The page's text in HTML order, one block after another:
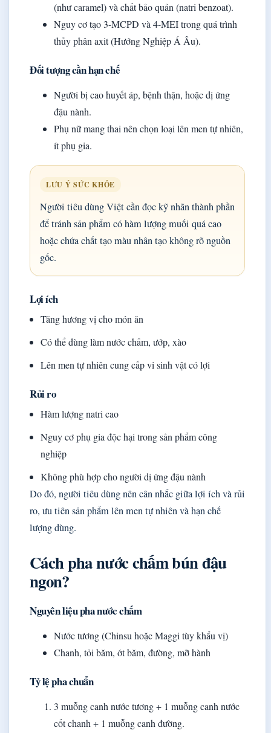
(như caramel) và chất bảo quản (natri benzoat).
Nguy cơ tạo 3-MCPD và 4-MEI trong quá trình
thủy phân axit (Hướng Nghiệp Á Âu).
Đối tượng cần hạn chế
Người bị cao huyết áp, bệnh thận, hoặc dị ứng
đậu nành.
Phụ nữ mang thai nên chọn loại lên men tự nhiên,
ít phụ gia.
LƯU Ý SỨC KHỎE
Người tiêu dùng Việt cần đọc kỹ nhãn thành phần
để tránh sản phẩm có hàm lượng muối quá cao
hoặc chứa chất tạo màu nhân tạo không rõ nguồn
gốc.
Lợi ích
Tăng hương vị cho món ăn
Có thể dùng làm nước chấm, ướp, xào
Lên men tự nhiên cung cấp vi sinh vật có lợi
Rủi ro
Hàm lượng natri cao
Nguy cơ phụ gia độc hại trong sản phẩm công
nghiệp
Không phù hợp cho người dị ứng đậu nành
Do đó, người tiêu dùng nên cân nhắc giữa lợi ích và rủi
ro, ưu tiên sản phẩm lên men tự nhiên và hạn chế
lượng dùng.
Cách pha nước chấm bún đậu
ngon?
Nguyên liệu pha nước chấm
Nước tương (Chinsu hoặc Maggi tùy khẩu vị)
Chanh, tỏi băm, ớt băm, đường, mỡ hành
Tỷ lệ pha chuẩn
3 muỗng canh nước tương + 1 muỗng canh nước
cốt chanh + 1 muỗng canh đường.